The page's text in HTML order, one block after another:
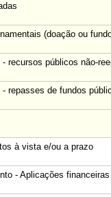
(doação ou
recursos públicos não-
repasses de fundos
à vista e/ou a prazo
- Aplicações